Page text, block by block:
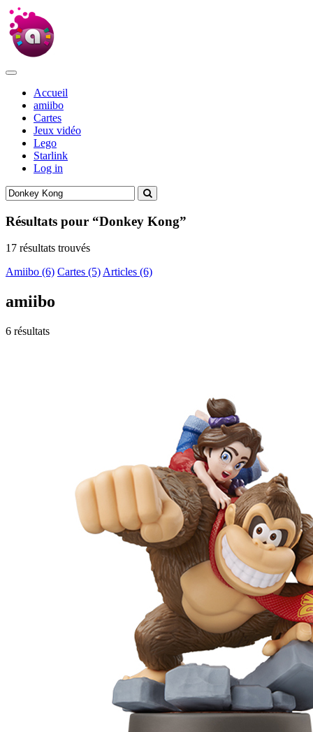
Accueil
amiibo
Cartes
Jeux vidéo
Lego
Starlink
Log in
Résultats pour “Donkey Kong”
17 résultats trouvés
Amiibo (6) Cartes (5)Articles (6)
amiibo
6 résultats